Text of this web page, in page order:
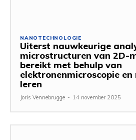
NANOTECHNOLOGIE
Uiterst nauwkeurige
microstructuren van 2D-
bereikt met behulp van
elektronenmicroscopie
leren
Joris Vennebrugge - 14 november 2025